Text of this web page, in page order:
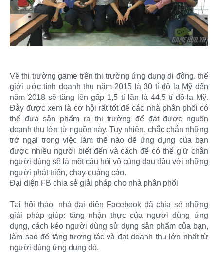
Về thị trường game trên thị trường ứng dụng di động, thế
giới ước tính doanh thu năm 2015 là 30 tỉ đô la Mỹ đến
năm 2018 sẽ tăng lên gấp 1,5 tỉ lần là 44,5 tỉ đô-la Mỹ.
Đây được xem là cơ hội rất tốt để các nhà phân phối có
thể đưa sản phẩm ra thị trường để đạt được nguồn
doanh thu lớn từ nguồn này. Tuy nhiên, chắc chắn những
trở ngại trong việc làm thế nào để ứng dụng của bạn
được nhiều người biết đến và cách để có thể giữ chân
người dùng sẽ là một câu hỏi vô cùng đau đầu với những
người phát triển, chạy quảng cáo.
Đại diện FB chia sẻ giải pháp cho nhà phân phối
Tại hội thảo, nhà đại diện Facebook đã chia sẻ những
giải pháp giúp: tăng nhận thực của người dùng ứng
dụng, cách kéo người dùng sử dụng sản phẩm của bạn,
làm sao để tăng tương tác và đạt doanh thu lớn nhất từ
người dùng ứng dụng đó.